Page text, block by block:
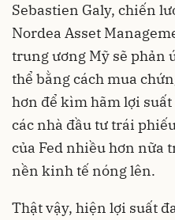
Sebastien Galy, chiến
Nordea Asset
trung ương Mỹ sẽ phản
thể bằng cách mua
hơn để kìm hãm lợi
các nhà đầu tư trái
của Fed nhiều hơn nữa
nền kinh tế nóng lên.
Thật vậy, hiện lợi suất